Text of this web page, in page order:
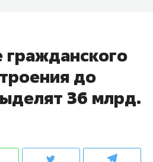
гражданского
до
36 млрд.